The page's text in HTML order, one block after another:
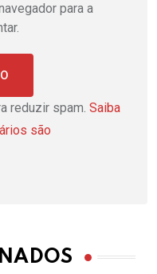
para a
reduzir spam. Saiba
são